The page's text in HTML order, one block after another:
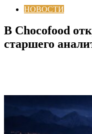
НОВОСТИ
В Chocofood
старшего